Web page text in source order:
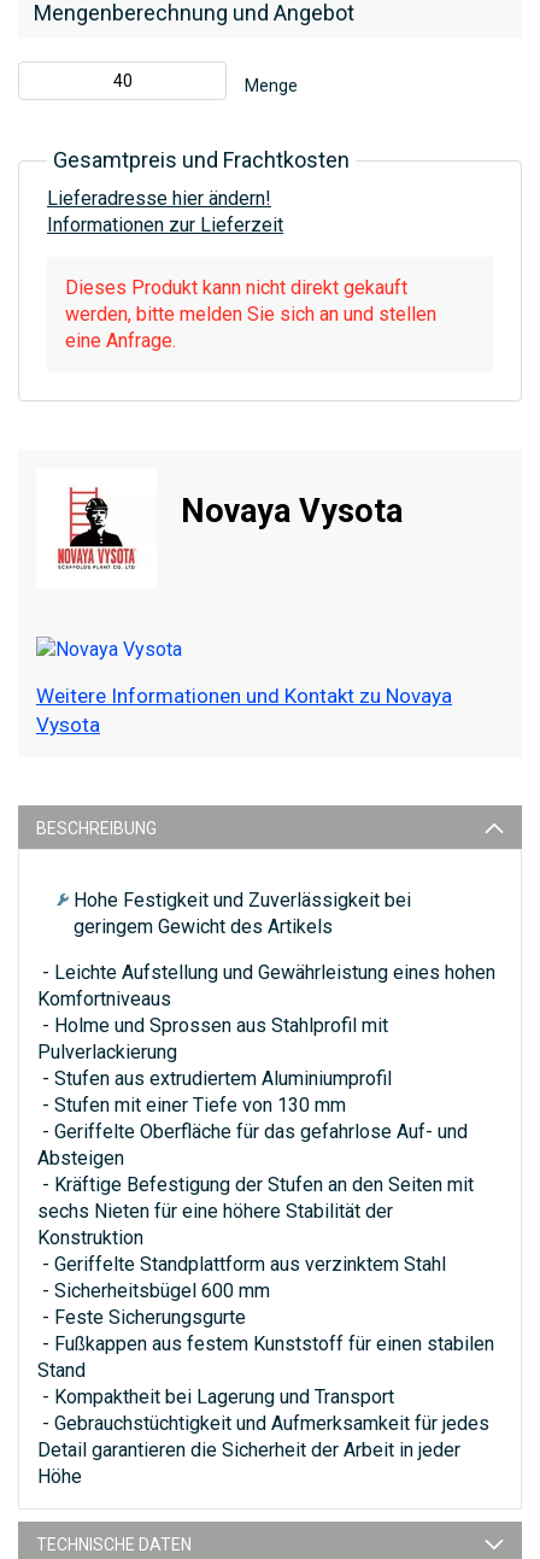
Mengenberechnung und Angebot
Menge
Gesamtpreis und Frachtkosten
Lieferadresse hier ändern!
Informationen zur Lieferzeit
Dieses Produkt kann nicht direkt gekauft
werden, bitte melden Sie sich an und stellen
eine Anfrage.
Novaya Vysota
Weitere Informationen und Kontakt zu Novaya
Vysota
BESCHREIBUNG
Hohe Festigkeit und Zuverlässigkeit bei
geringem Gewicht des Artikels
- Leichte Aufstellung und Gewährleistung eines hohen
Komfortniveaus
- Holme und Sprossen aus Stahlprofil mit
Pulverlackierung
- Stufen aus extrudiertem Aluminiumprofil
- Stufen mit einer Tiefe von 130 mm
- Geriffelte Oberfläche für das gefahrlose Auf- und
Absteigen
- Kräftige Befestigung der Stufen an den Seiten mit
sechs Nieten für eine höhere Stabilität der
Konstruktion
- Geriffelte Standplattform aus verzinktem Stahl
- Sicherheitsbügel 600 mm
- Feste Sicherungsgurte
- Fußkappen aus festem Kunststoff für einen stabilen
Stand
- Kompaktheit bei Lagerung und Transport
- Gebrauchstüchtigkeit und Aufmerksamkeit für jedes
Detail garantieren die Sicherheit der Arbeit in jeder
Höhe
TECHNISCHE DATEN